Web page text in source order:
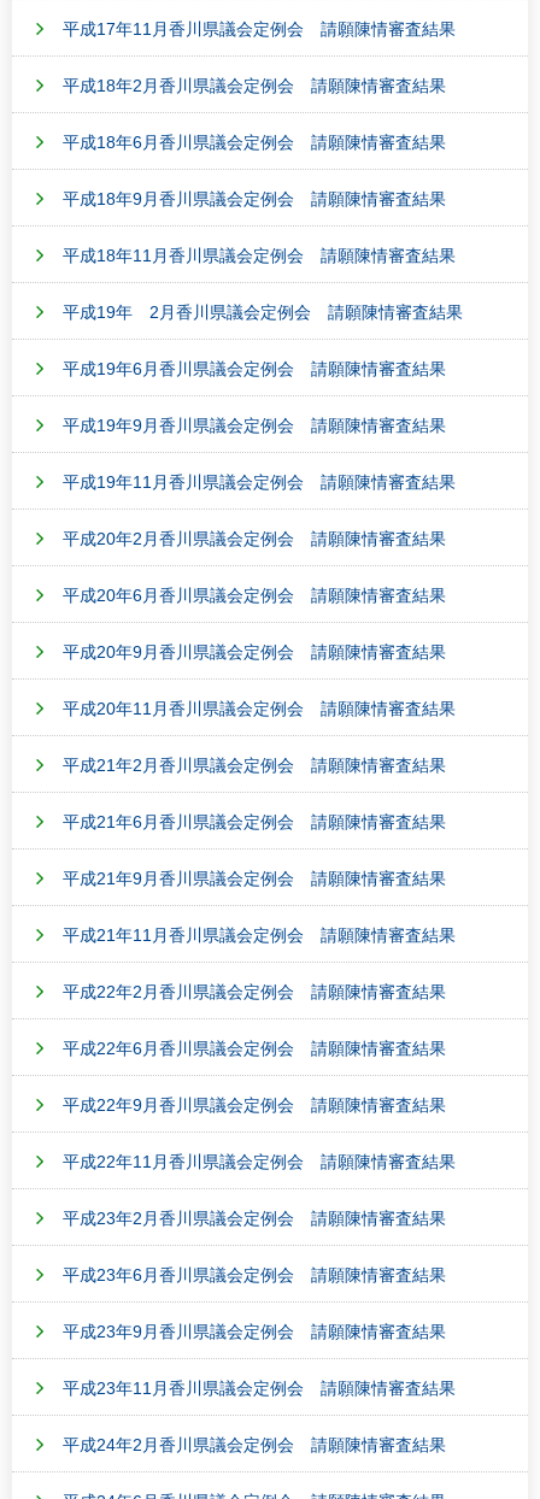
平成17年11月香川県議会定例会 請願陳情審査結果
平成18年2月香川県議会定例会 請願陳情審査結果
平成18年6月香川県議会定例会 請願陳情審査結果
平成18年9月香川県議会定例会 請願陳情審査結果
平成18年11月香川県議会定例会 請願陳情審査結果
平成19年 2月香川県議会定例会 請願陳情審査結果
平成19年6月香川県議会定例会 請願陳情審査結果
平成19年9月香川県議会定例会 請願陳情審査結果
平成19年11月香川県議会定例会 請願陳情審査結果
平成20年2月香川県議会定例会 請願陳情審査結果
平成20年6月香川県議会定例会 請願陳情審査結果
平成20年9月香川県議会定例会 請願陳情審査結果
平成20年11月香川県議会定例会 請願陳情審査結果
平成21年2月香川県議会定例会 請願陳情審査結果
平成21年6月香川県議会定例会 請願陳情審査結果
平成21年9月香川県議会定例会 請願陳情審査結果
平成21年11月香川県議会定例会 請願陳情審査結果
平成22年2月香川県議会定例会 請願陳情審査結果
平成22年6月香川県議会定例会 請願陳情審査結果
平成22年9月香川県議会定例会 請願陳情審査結果
平成22年11月香川県議会定例会 請願陳情審査結果
平成23年2月香川県議会定例会 請願陳情審査結果
平成23年6月香川県議会定例会 請願陳情審査結果
平成23年9月香川県議会定例会 請願陳情審査結果
平成23年11月香川県議会定例会 請願陳情審査結果
平成24年2月香川県議会定例会 請願陳情審査結果